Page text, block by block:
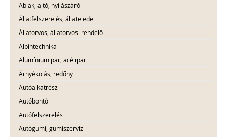
Ablak, ajtó, nyílászáró
Állatfelszerelés, állateledel
Állatorvos, állatorvosi rendelő
Alpintechnika
Alumíniumipar, acélipar
Árnyékolás, redőny
Autóalkatrész
Autóbontó
Autófelszerelés
Autógumi, gumiszerviz